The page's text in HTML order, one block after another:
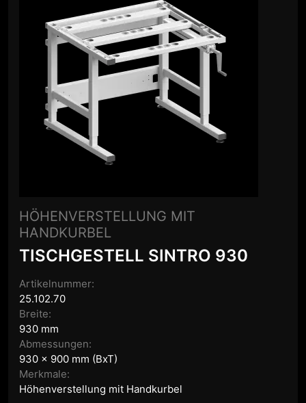
HÖHENVERSTELLUNG MIT
HANDKURBEL
TISCHGESTELL SINTRO 930
Artikelnummer:
25.102.70
Breite:
930 mm
Abmessungen:
930 x 900 mm (BxT)
Merkmale:
Höhenverstellung mit Handkurbel